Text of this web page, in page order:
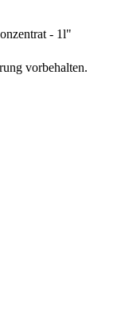
- 1l"
vorbehalten.